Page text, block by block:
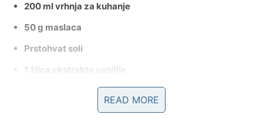
200 ml vrhnja za kuhanje
50 g maslaca
Prstohvat soli
1 žlica ekstrakta vanilije
READ MORE